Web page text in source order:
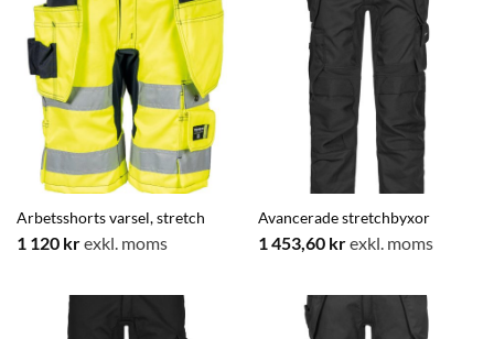
Arbetsshorts varsel, stretch
1 120 krexkl. moms
Avancerade stretchbyxor
1 453,60 krexkl. moms